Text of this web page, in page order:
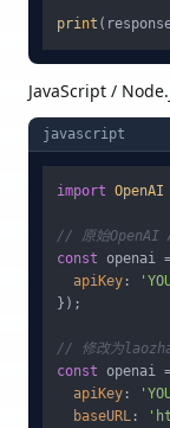
print
JavaScript /
javascript
import OpenAI
// 原始OpenAI
const openai
apiKey :
});
// 修改为
const openai
apiKey :
baseURL :